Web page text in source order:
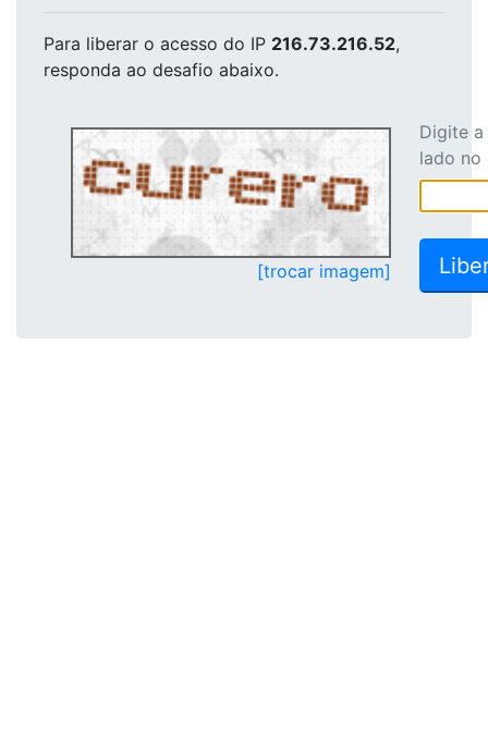
Para liberar o acesso do IP 216.73.216.52,
responda ao desafio abaixo.
[trocar imagem]
Digite
lado no